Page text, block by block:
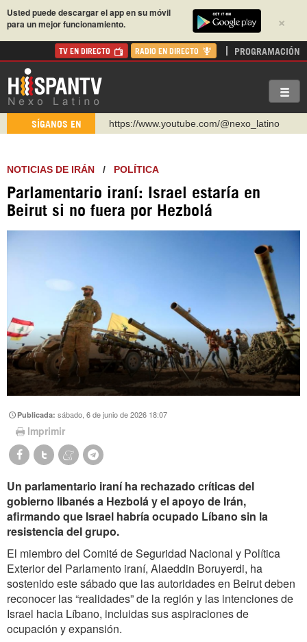
×
Usted puede descargar el app en su móvil
para un mejor funcionamiento.
TV EN DIRECTO RADIO EN DIRECTO PROGRAMACIÓN
SÍGANOS EN
https://www.youtube.com/@nexo_latino
https://t.me/hispantvcanal
https://urmedium.com/c/hispantv
WhatsApp y Viber: +98 921 79 29 404
https://www.facebook.com/Nexolatino.Canal
NOTICIAS DE IRÁN / POLÍTICA
Parlamentario iraní: Israel estaría en
Beirut si no fuera por Hezbolá
Publicada:sábado, 6 de junio de 2026 18:07
Imprimir
Un parlamentario iraní ha rechazado críticas del
gobierno libanés a Hezbolá y el apoyo de Irán,
afirmando que Israel habría ocupado Líbano sin la
resistencia del grupo.
El miembro del Comité de Seguridad Nacional y Política
Exterior del Parlamento iraní, Alaeddin Boruyerdi, ha
sostenido este sábado que las autoridades en Beirut deben
reconocer las “realidades” de la región y las intenciones de
Israel hacia Líbano, incluidas sus aspiraciones de
ocupación y expansión.